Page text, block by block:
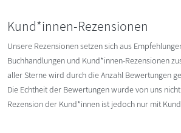
Kund*innen-Rezensionen
Unsere Rezensionen setzen sich aus
Buchhandlungen und Kund*innen-Rezensionen
aller Sterne wird durch die Anzahl Bewertungen
Die Echtheit der Bewertungen wurde von uns
Rezension der Kund*innen ist jedoch nur mit